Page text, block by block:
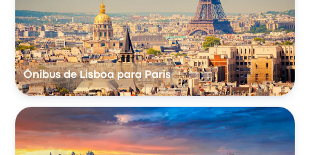
Ônibus de Lisboa para Paris